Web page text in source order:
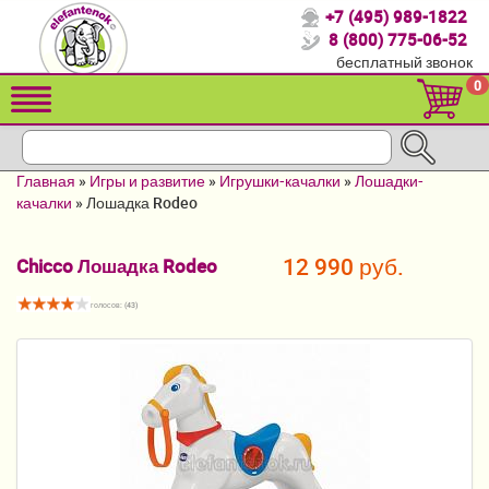
Спасибо, что выбрали нас!
Распродажа!
Детские коляски
Кроватки для новорожденных
Детский транспорт
Мебель и аксессуары
Постельные принадлежности
+7 (495) 989-1822
8 (800) 775-06-52
бесплатный звонок
0
Главная » Игры и развитие » Игрушки-качалки »Лошадки-
качалки »Лошадка Rodeo
Chicco Лошадка Rodeo
голосов: (43)
12 990 руб.